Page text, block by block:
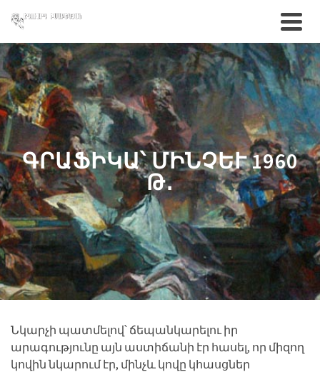
ԳՐԱՖԻԿԱ՝ ՄԻՆՉԵՒ 1960 Թ
․
Նկարչի պատմելով՝ ճեպանկարելու իր
արագությունը այն աստիճանի էր հասել, որ միզող
կովին նկարում էր, մինչև կովը կհասցներ